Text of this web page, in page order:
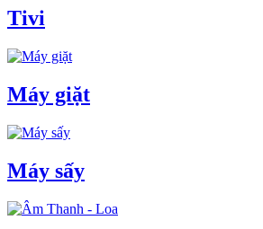
Tivi
Máy giặt
Máy sấy